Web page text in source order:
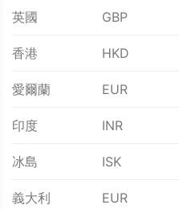
英國 GBP
香港 HKD
愛爾蘭 EUR
印度 INR
冰島 ISK
義大利 EUR